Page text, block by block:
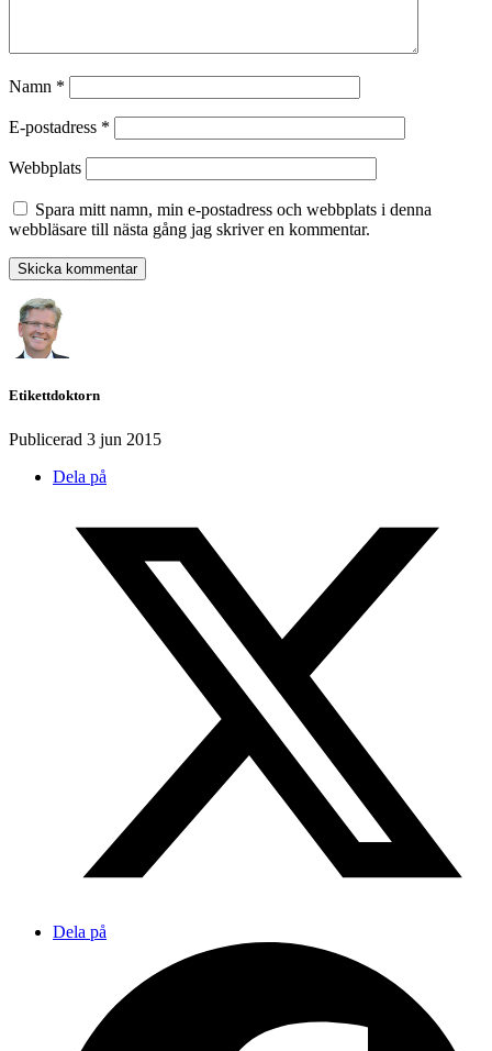
Namn *
E-postadress *
Webbplats
Spara mitt namn, min e-postadress och webbplats i denna
webbläsare till nästa gång jag skriver en kommentar.
Etikettdoktorn
Publicerad 3 jun 2015
Dela på
Dela på